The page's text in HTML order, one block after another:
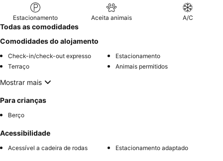
Estacionamento Aceita animais A/C
Todas as comodidades
Comodidades do alojamento
Check-in/check-out expresso
Estacionamento
Terraço
Animais permitidos
Mostrar mais
Para crianças
Berço
Acessibilidade
Acessível a cadeira de rodas Estacionamento adaptado